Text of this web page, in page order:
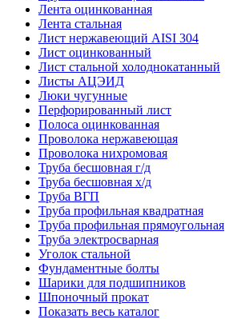
Лента оцинкованная
Лента стальная
Лист нержавеющий AISI 304
Лист оцинкованный
Лист стальной холоднокатанный
Листы АЦЭИД
Люки чугунные
Перфорированный лист
Полоса оцинкованная
Проволока нержавеющая
Проволока нихромовая
Труба бесшовная г/д
Труба бесшовная х/д
Труба ВГП
Труба профильная квадратная
Труба профильная прямоугольная
Труба электросварная
Уголок стальной
Фундаментные болты
Шарики для подшипников
Шпоночный прокат
Показать весь каталог